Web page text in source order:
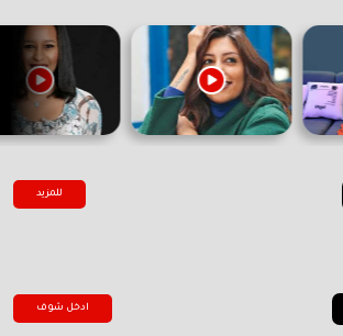
للمزيد
ادخل شوف